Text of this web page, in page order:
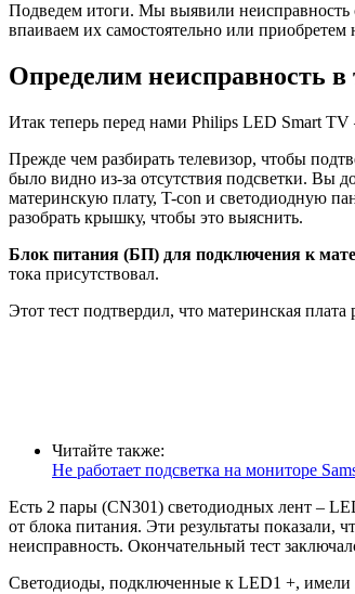
Подведем итоги. Мы выявили неисправность
впаиваем их самостоятельно или
Определим неисправность в
Итак теперь перед нами Philips LED Smart TV
Прежде чем разбирать телевизор, чтобы
было видно из-за отсутствия подсветки. Вы
материнскую плату, T-con и светодиодную
разобрать крышку, чтобы это выяснить.
Блок питания (БП) для подключения к
тока присутствовал.
Этот тест подтвердил, что материнская
Читайте также:
Не работает подсветка на мониторе
Есть 2 пары (CN301) светодиодных лент –
от блока питания. Эти результаты показали,
неисправность. Окончательный тест
Светодиоды, подключенные к LED1 +, имели